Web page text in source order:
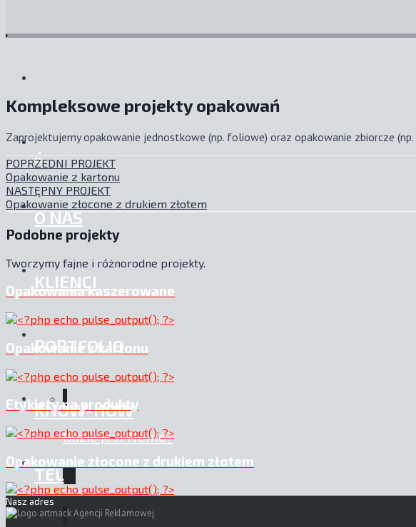
.:
O NAS
KLIENCI
Gdzie jest Nemo?
PORTFOLIO
KNOW-HOW
TEL
Kompleksowe projekty opakowań
Zaprojektujemy opakowanie jednostkowe (np. foliowe) oraz opakowanie zbiorcze
POPRZEDNI PROJEKT
Opakowanie z kartonu
NASTĘPNY PROJEKT
Opakowanie złocone z drukiem złotem
Podobne projekty
Tworzymy fajne i różnorodne projekty.
Opakowania kaszerowane
Opakowanie z kartonu
Etykiety na produkty
Opakowanie złocone z drukiem złotem
Nasz adres